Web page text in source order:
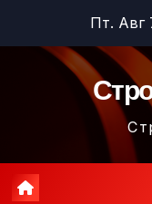
содержимому
Пт. Авг